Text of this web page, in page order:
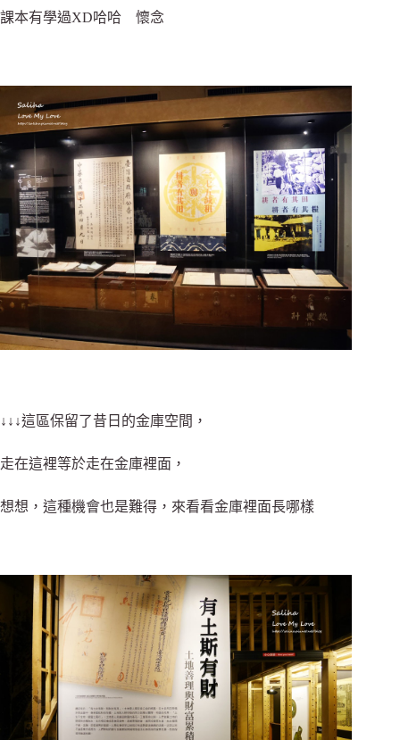
課本有學過XD哈哈 懷念
↓↓↓這區保留了昔日的金庫空間，
走在這裡等於走在金庫裡面，
想想，這種機會也是難得，來看看金庫裡面長哪樣